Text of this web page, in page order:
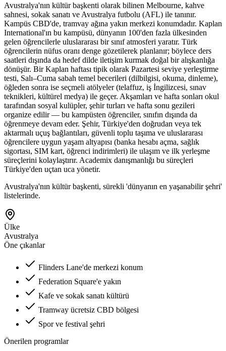
Avustralya'nın kültür başkenti olarak bilinen Melbourne, kahve
sahnesi, sokak sanatı ve Avustralya futbolu (AFL) ile tanınır.
Kampüs CBD'de, tramvay ağına yakın merkezi konumdadır. Kaplan
International'ın bu kampüsü, dünyanın 100'den fazla ülkesinden
gelen öğrencilerle uluslararası bir sınıf atmosferi yaratır. Türk
öğrencilerin nüfus oranı denge gözetilerek planlanır; böylece ders
saatleri dışında da hedef dilde iletişim kurmak doğal bir alışkanlığa
dönüşür. Bir Kaplan haftası tipik olarak Pazartesi seviye yerleştirme
testi, Salı–Cuma sabah temel becerileri (dilbilgisi, okuma, dinleme),
öğleden sonra ise seçmeli atölyeler (telaffuz, iş İngilizcesi, sınav
teknikleri, kültürel medya) ile geçer. Akşamları ve hafta sonları okul
tarafından sosyal kulüpler, şehir turları ve hafta sonu gezileri
organize edilir — bu kampüsten öğrenciler, sınıfın dışında da
öğrenmeye devam eder. Şehir, Türkiye'den doğrudan veya tek
aktarmalı uçuş bağlantıları, güvenli toplu taşıma ve uluslararası
öğrencilere uygun yaşam altyapısı (banka hesabı açma, sağlık
sigortası, SIM kart, öğrenci indirimleri) ile ulaşım ve ilk yerleşme
süreçlerini kolaylaştırır. Academix danışmanlığı bu süreçleri
Türkiye'den uçtan uca yönetir.
Avustralya'nın kültür başkenti, sürekli 'dünyanın en yaşanabilir şehri'
listelerinde.
Ülke
Avustralya
Öne çıkanlar
Flinders Lane'de merkezi konum
Federation Square'e yakın
Kafe ve sokak sanatı kültürü
Tramway ücretsiz CBD bölgesi
Spor ve festival şehri
Önerilen programlar